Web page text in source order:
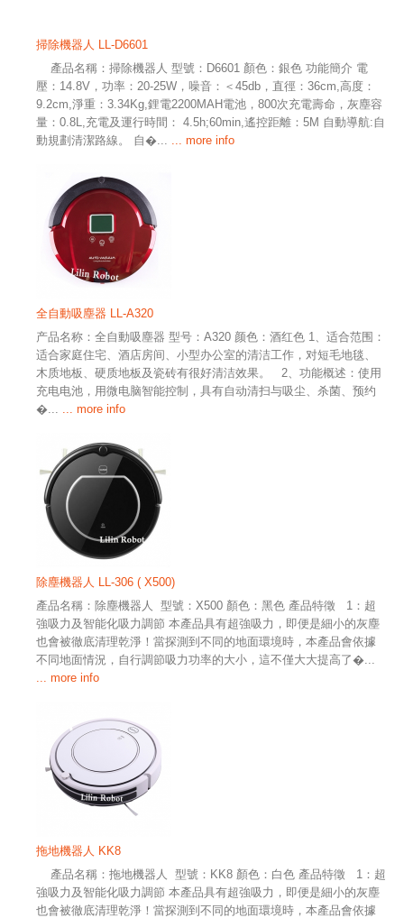
掃除機器人 LL-D6601
產品名稱：掃除機器人 型號：D6601 顏色：銀色 功能簡介 電
壓：14.8V，功率：20-25W，噪音：＜45db，直徑：36cm,高度：
9.2cm,淨重：3.34Kg,鋰電2200MAH電池，800次充電壽命，灰塵容
量：0.8L,充電及運行時間： 4.5h;60min,遙控距離：5M 自動導航:自
動規劃清潔路線。 自�...
... more info
全自動吸塵器 LL-A320
产品名称：全自動吸塵器 型号：A320 颜色：酒红色 1、适合范围：
适合家庭住宅、酒店房间、小型办公室的清洁工作，对短毛地毯、
木质地板、硬质地板及瓷砖有很好清洁效果。 2、功能概述：使用
充电电池，用微电脑智能控制，具有自动清扫与吸尘、杀菌、预约
�...
... more info
除塵機器人 LL-306 ( X500)
產品名稱：除塵機器人 型號：X500 顏色：黑色 產品特徵 1：超
強吸力及智能化吸力調節 本產品具有超強吸力，即便是細小的灰塵
也會被徹底清理乾淨！當探測到不同的地面環境時，本產品會依據
不同地面情況，自行調節吸力功率的大小，這不僅大大提高了�...
... more info
拖地機器人 KK8
產品名稱：拖地機器人 型號：KK8 顏色：白色 產品特徵 1：超
強吸力及智能化吸力調節 本產品具有超強吸力，即便是細小的灰塵
也會被徹底清理乾淨！當探測到不同的地面環境時，本產品會依據